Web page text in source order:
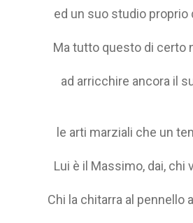
ed un suo studio proprio
Ma tutto questo di certo
ad arricchire ancora il
le arti marziali che un
Lui è il Massimo, dai, chi
Chi la chitarra al pennello